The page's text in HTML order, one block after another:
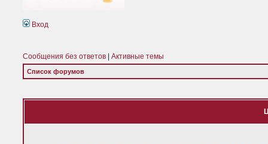
Вход
Сообщения без ответов Активные темы
Список форумов